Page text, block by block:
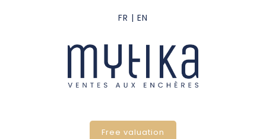
Free valuation